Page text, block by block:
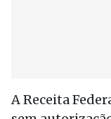
A Receita